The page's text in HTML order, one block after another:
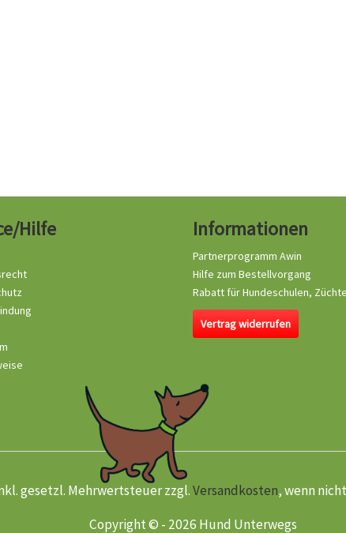
Hilfe Informationen
Partnerprogramm Awin
Hilfe zum Bestellvorgang
Rabatt für Hundeschulen,
Vertrag widerrufen
gesetzl. Mehrwertsteuer zzgl.Versandkosten, wenn
Copyright © - 2026 Hund Unterwegs